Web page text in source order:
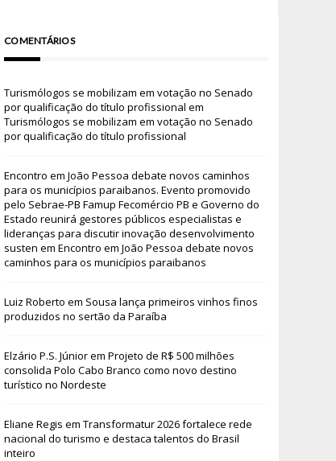
COMENTÁRIOS
Turismólogos se mobilizam em votação no Senado
por qualificação do título profissional em
Turismólogos se mobilizam em votação no Senado
por qualificação do título profissional
Encontro em João Pessoa debate novos caminhos
para os municípios paraibanos. Evento promovido
pelo Sebrae-PB Famup Fecomércio PB e Governo do
Estado reunirá gestores públicos especialistas e
lideranças para discutir inovação desenvolvimento
susten em Encontro em João Pessoa debate novos
caminhos para os municípios paraibanos
Luiz Roberto em Sousa lança primeiros vinhos finos
produzidos no sertão da Paraíba
Elzário P.S. Júniorem Projeto de R$ 500 milhões
consolida Polo Cabo Branco como novo destino
turístico no Nordeste
Eliane Regis em Transformatur 2026 fortalece rede
nacional do turismo e destaca talentos do Brasil
inteiro